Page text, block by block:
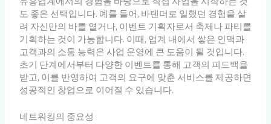
도 좋은 선택입니다. 예를 들어, 바텐더로 일했던 경험을 살
려 자신만의 바를 열거나, 이벤트 기획자로서 축제나 파티를
기획하는 것이 가능합니다. 이때, 업계 내에서 쌓은 인맥과
고객과의 소통 능력은 사업 운영에 큰 도움이 될 것입니다.
초기 단계에서부터 다양한 이벤트를 통해 고객의 피드백을
받고, 이를 반영하여 고객의 요구에 맞춘 서비스를 제공하면
성공적인 창업으로 이어질 수 있습니다.
네트워킹의 중요성